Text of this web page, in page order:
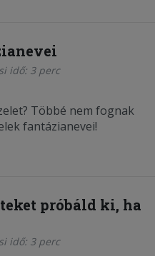
idő: 3 perc
Többé nem fognak
fantázianevei!
próbáld ki, ha
idő: 3 perc